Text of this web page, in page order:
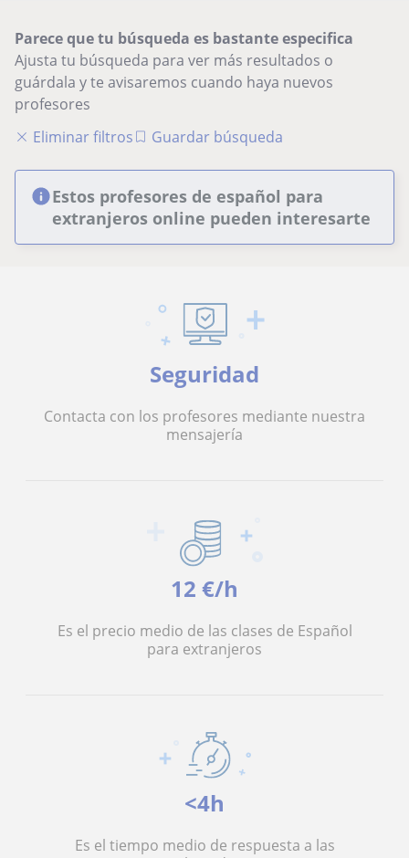
Parece que tu búsqueda es bastante especifica
Ajusta tu búsqueda para ver más resultados o
guárdala y te avisaremos cuando haya nuevos
profesores
Eliminar filtros
Guardar búsqueda
Estos profesores de español para
extranjeros online pueden interesarte
Seguridad
Contacta con los profesores mediante nuestra
mensajería
12 €/h
Es el precio medio de las clases de Español
para extranjeros
<4h
Es el tiempo medio de respuesta a las